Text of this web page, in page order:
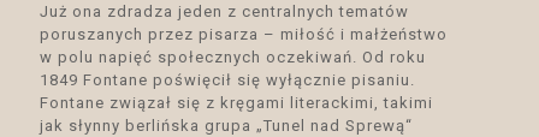
Już ona zdradza jeden z centralnych tematów
poruszanych przez pisarza – miłość i małżeństwo
w polu napięć społecznych oczekiwań. Od roku
1849 Fontane poświęcił się wyłącznie pisaniu.
Fontane związał się z kręgami literackimi, takimi
jak słynny berlińska grupa „Tunel nad Sprewą“